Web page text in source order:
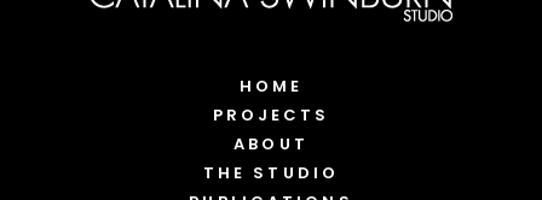
HOME
PROJECTS
ABOUT
THE STUDIO